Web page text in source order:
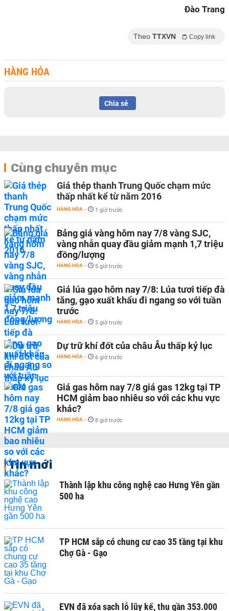
Đào Trang
Theo TTXVN Copy link
HÀNG HÓA
Chia sẻ
Cùng chuyên mục
Giá thép thanh Trung Quốc chạm mức
thấp nhất kể từ năm 2016
HÀNG HÓA - 1 giờ trước
Bảng giá vàng hôm nay 7/8 vàng SJC,
vàng nhẫn quay đầu giảm mạnh 1,7 triệu
đồng/lượng
HÀNG HÓA - 5 giờ trước
Giá lúa gạo hôm nay 7/8: Lúa tươi tiếp đà
tăng, gạo xuất khẩu đi ngang so với tuần
trước
HÀNG HÓA - 5 giờ trước
Dự trữ khí đốt của châu Âu thấp kỷ lục
HÀNG HÓA - 6 giờ trước
Giá gas hôm nay 7/8 giá gas 12kg tại TP
HCM giảm bao nhiêu so với các khu vực
khác?
HÀNG HÓA - 8 giờ trước
Tin mới
Thành lập khu công nghệ cao Hưng Yên gần
500 ha
TP HCM sắp có chung cư cao 35 tầng tại khu
Chợ Gà - Gạo
EVN đã xóa sạch lỗ lũy kế, thu gần 353.000